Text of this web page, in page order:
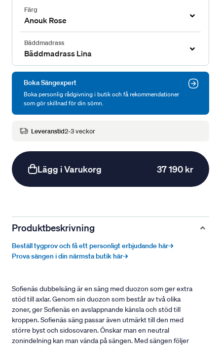
Färg
Anouk Rose
Bäddmadrass
Bäddmadrass Lina
Boka Sängexpert
Boka personlig rådgivning i butik och få rekommendationer
som gör skillnad för din sömn.
Leveranstid2-3 veckor
Lägg i Varukorg 37 190 kr
Produktbeskrivning
Beställ tygprov och få ett personligt erbjudande här→
Prova sängen i din närmsta butik här→
Sofienäs dubbelsäng är en säng med duozon som ger extra
stöd till axlar. Genom sin duozon som består av två olika
zoner, ger Sofienäs en avslappnande känsla och stöd till
kroppen. Sofienäs säng passar även utmärkt till den med
större byst och sidosovaren. Önskar man en neutral
zonindelning kan man vända på sängen. Med sängen följer